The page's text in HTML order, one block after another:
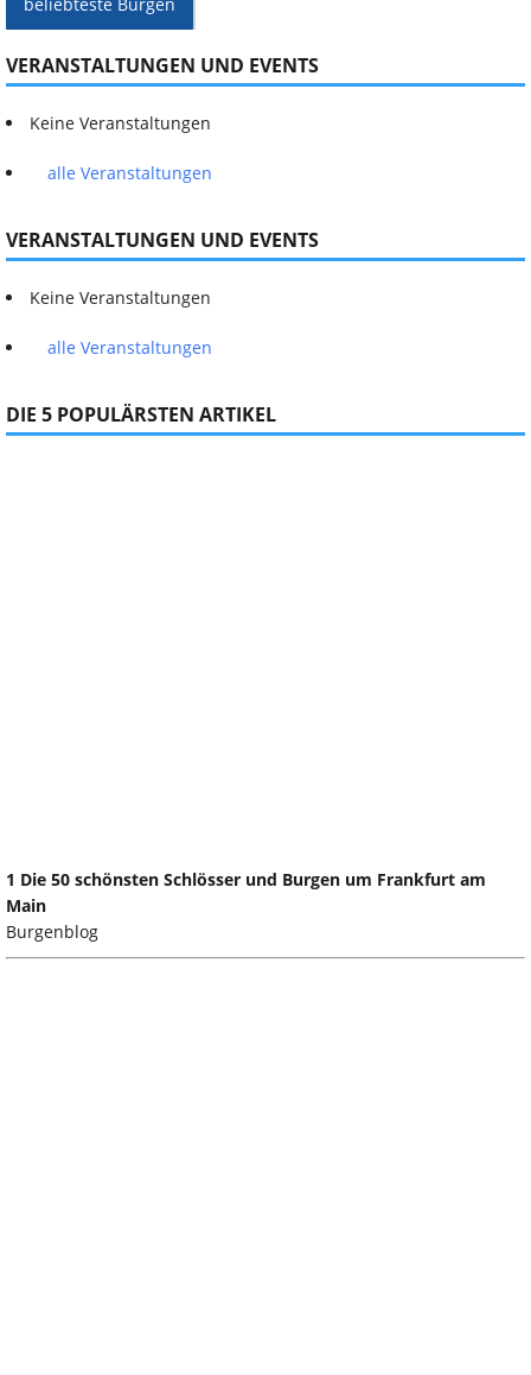
VERANSTALTUNGEN UND EVENTS
Keine Veranstaltungen
alle Veranstaltungen
VERANSTALTUNGEN UND EVENTS
Keine Veranstaltungen
alle Veranstaltungen
DIE 5 POPULÄRSTEN ARTIKEL
1 Die 50 schönsten Schlösser und Burgen um Frankfurt am
Main
Burgenblog